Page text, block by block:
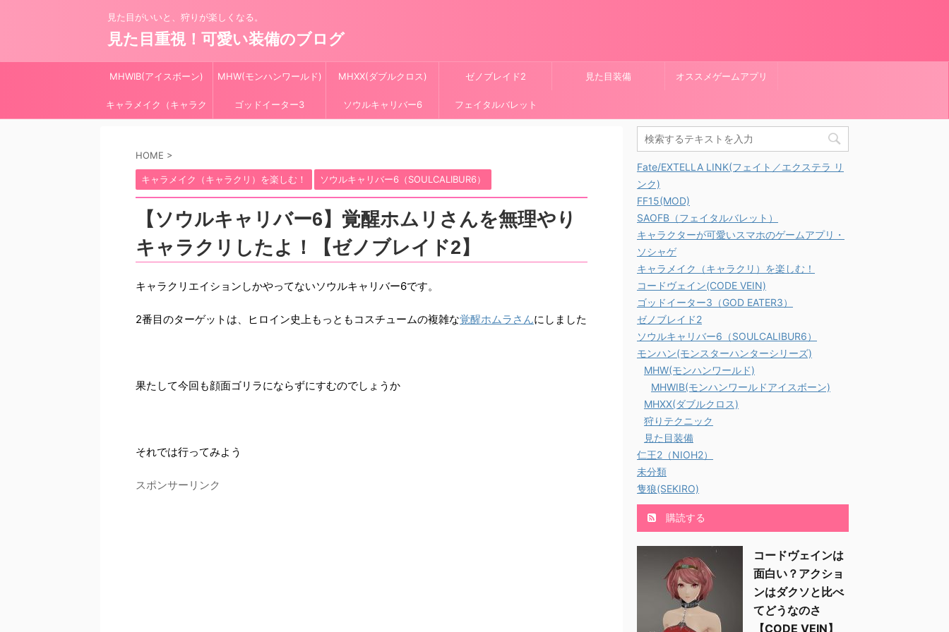
見た目がいいと、狩りが楽しくなる。
見た目重視！可愛い装備のブログ
MHWIB(アイスボーン) MHW(モンハンワールド) MHXX(ダブルクロス) ゼノブレイド2 見た目装備 オススメゲームアプリ
キャラメイク（キャラク ゴッドイーター3 ソウルキャリバー6 フェイタルバレット
HOME >
キャラメイク（キャラクリ）を楽しむ！ ソウルキャリバー6（SOULCALIBUR6）
【ソウルキャリバー6】覚醒ホムリさんを無理やり
キャラクリしたよ！【ゼノブレイド2】
キャラクリエイションしかやってないソウルキャリバー6です。
2番目のターゲットは、ヒロイン史上もっともコスチュームの複雑な覚醒ホムラさんにしました
果たして今回も顔面ゴリラにならずにすむのでしょうか
それでは行ってみよう
スポンサーリンク
Fate/EXTELLA LINK(フェイト／エクステラ リ
ンク)
FF15(MOD)
SAOFB（フェイタルバレット）
キャラクターが可愛いスマホのゲームアプリ・
ソシャゲ
キャラメイク（キャラクリ）を楽しむ！
コードヴェイン(CODE VEIN)
ゴッドイーター3（GOD EATER3）
ゼノブレイド2
ソウルキャリバー6（SOULCALIBUR6）
モンハン(モンスターハンターシリーズ)
MHW(モンハンワールド)
MHWIB(モンハンワールドアイスボーン)
MHXX(ダブルクロス)
狩りテクニック
見た目装備
仁王2（NIOH2）
未分類
隻狼(SEKIRO)
購読する
コードヴェインは
面白い？アクショ
ンはダクソと比べ
てどうなのさ
【CODE VEIN】